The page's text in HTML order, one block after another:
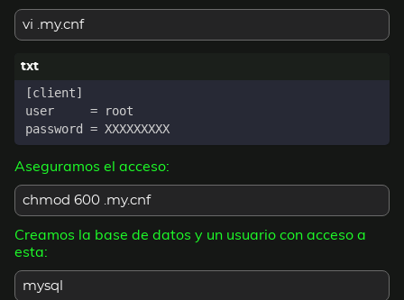
vi .my.cnf
Aseguramos el acceso:
chmod 600 .my.cnf
Creamos la base de datos y un usuario con acceso a
esta:
mysql